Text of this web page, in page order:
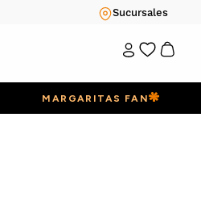
Sucursales
MARGARITAS FAN